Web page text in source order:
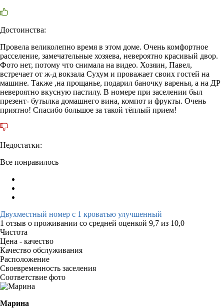
Достоинства:
Провела великолепно время в этом доме. Очень комфортное
расселение, замечательные хозяева, невероятно красивый двор.
Фото нет, потому что снимала на видео. Хозяин, Павел,
встречает от ж-д вокзала Сухум и проважает своих гостей на
машине. Также ,на прощанье, подарил баночку варенья, а на ДР
невероятно вкусную пастилу. В номере при заселении был
презент- бутылка домашнего вина, компот и фрукты. Очень
приятно! Спасибо большое за такой тёплый прием!
Недостатки:
Все понравилось
Двухместный номер с 1 кроватью улучшенный
1 отзыв о проживании со средней оценкой 9,7 из 10,0
Чистота
Цена - качество
Качество обслуживания
Расположение
Своевременность заселения
Соответствие фото
Марина